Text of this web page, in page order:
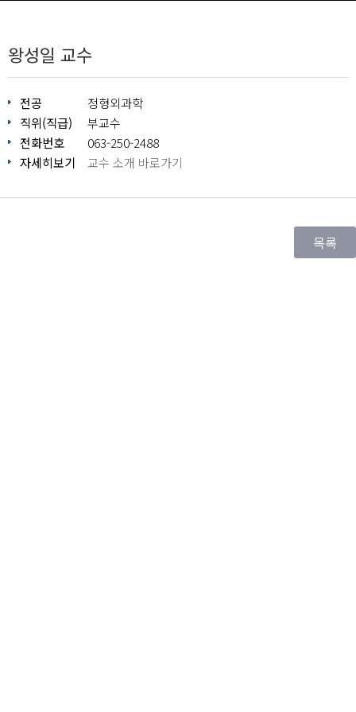
왕성일 교수
전공
정형외과학
직위(직급)
부교수
전화번호
063-250-2488
자세히보기
교수 소개 바로가기